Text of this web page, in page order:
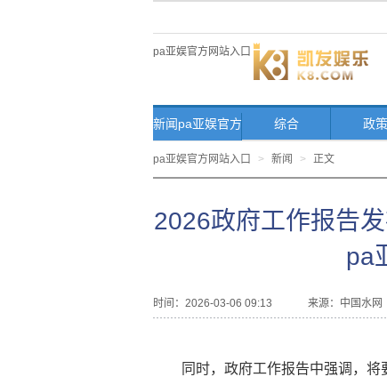
pa亚娱官方网站入口
新闻pa亚娱官方
网站入口首页
综合 政策
pa亚娱官方网站入口 > 新闻 > 正文
2026政府工作报告
pa
时间：2026-03-06 09:13 来源： 中国水网
同时，政府工作报告中强调，将